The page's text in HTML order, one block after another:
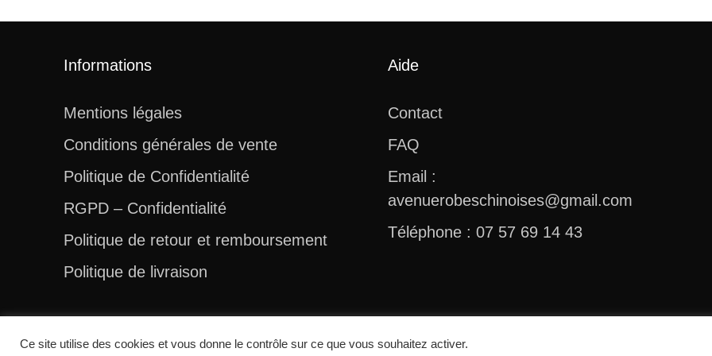
Informations
Mentions légales
Conditions générales de vente
Politique de Confidentialité
RGPD – Confidentialité
Politique de retour et remboursement
Politique de livraison
Aide
Contact
FAQ
Email :
avenuerobeschinoises@gmail.com
Téléphone : 07 57 69 14 43
© 2026 Avenue Robes Chinoises
Ce site utilise des cookies et vous donne le contrôle sur ce que vous souhaitez activer.